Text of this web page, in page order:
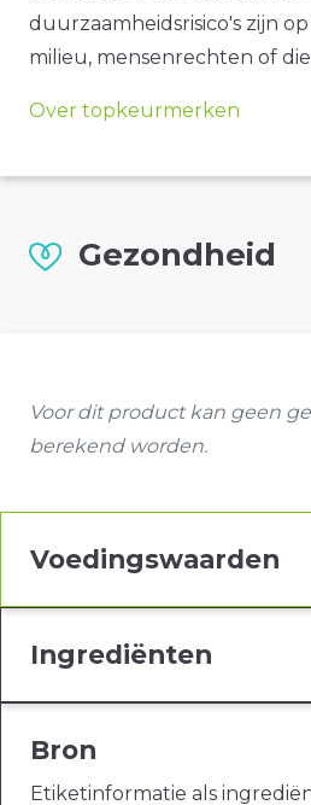
duurzaamheidsrisico's zijn
milieu, mensenrechten of
Over topkeurmerken
Gezondheid
Voor dit product kan geen
berekend worden.
Voedingswaarden
Ingrediënten
Bron
Etiketinformatie als